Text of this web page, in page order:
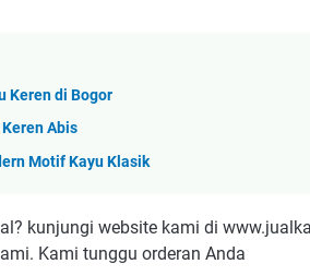
Keren di Bogor
Abis
Motif Kayu Klasik
kunjungi website kami di
Kami tunggu orderan Anda